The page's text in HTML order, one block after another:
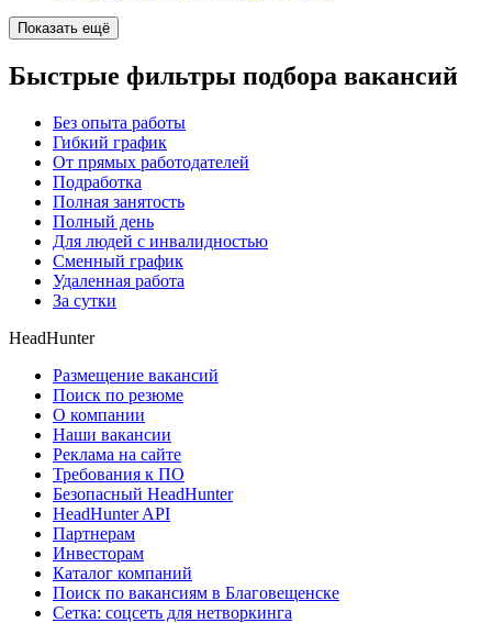
Показать ещё
Быстрые фильтры подбора вакансий
Без опыта работы
Гибкий график
От прямых работодателей
Подработка
Полная занятость
Полный день
Для людей с инвалидностью
Сменный график
Удаленная работа
За сутки
HeadHunter
Размещение вакансий
Поиск по резюме
О компании
Наши вакансии
Реклама на сайте
Требования к ПО
Безопасный HeadHunter
HeadHunter API
Партнерам
Инвесторам
Каталог компаний
Поиск по вакансиям в Благовещенске
Сетка: соцсеть для нетворкинга